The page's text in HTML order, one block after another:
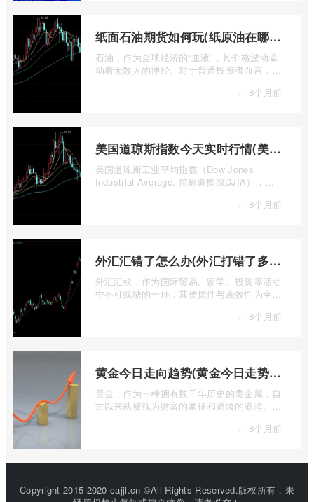
纸面石油期货如何玩(纸原油在哪里交易)
石油，作为全球经济的“血液”，其价格波动牵
动着无数人的神经。对于普通投资者而言，直
· 8个月前
美国道琼斯指数今天实时行情(美国道琼斯指数期货指数实时行情)
美国道琼斯工业平均指数（Dow Jones
Industrial Average, 简称道指或DJIA），无
· 8个月前
外汇汇错了怎么办(外汇打错了多久退回来)
外汇汇款，作为国际贸易、留学、投资等活动
中不可或缺的一环，其便捷性与高效性为全球
· 8个月前
黄金今日走向趋势(黄金今日走势分析建议)
黄金，作为一种拥有数千年历史的贵金属，自
古以来就被视为财富的象征和避险的港湾。在
· 8个月前
Copyright 2015-2020 cajjl.cn ©All Rights Reserved.版权所有，未